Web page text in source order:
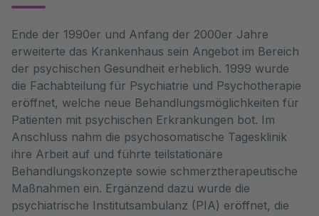
Ende der 1990er und Anfang der 2000er Jahre
erweiterte das Krankenhaus sein Angebot im Bereich
der psychischen Gesundheit erheblich. 1999 wurde
die Fachabteilung für Psychiatrie und Psychotherapie
eröffnet, welche neue Behandlungsmöglichkeiten für
Patienten mit psychischen Erkrankungen bot. Im
Anschluss nahm die psychosomatische Tagesklinik
ihre Arbeit auf und führte teilstationäre
Behandlungskonzepte sowie schmerztherapeutische
Maßnahmen ein. Ergänzend dazu wurde die
psychiatrische Institutsambulanz (PIA) eröffnet, die